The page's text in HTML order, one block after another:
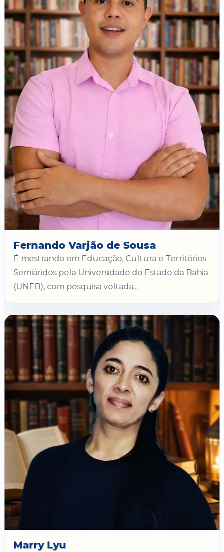
Fernando Varjão de Sousa
É mestrando em Educação, Cultura e Territórios
Semiáridos pela Universidade do Estado da Bahia
(UNEB), com pesquisa voltada...
Marry Lyu